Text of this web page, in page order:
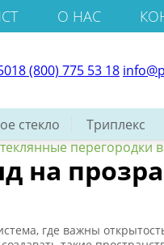
О НАС
8 (800) 775 53 18
стекло Триплекс
перегородки
на
где важны